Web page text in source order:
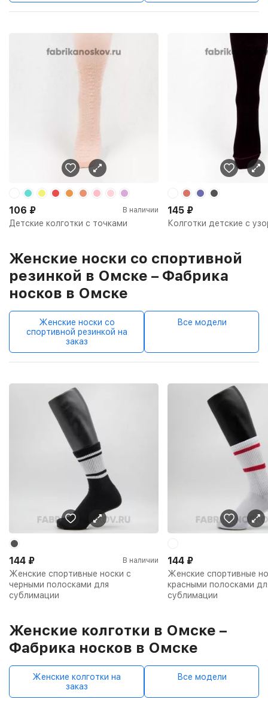
Детские колготки с точками
106 ₽ В наличии
Колготки детские с
145 ₽
Женские носки со спортивной
резинкой в Омске – Фабрика
носков в Омске
Женские носки со
спортивной резинкой на
заказ
Все модели
Женские спортивные носки с
черными полосками для
сублимации
144 ₽ В наличии
Женские спортивные
красными полосками
сублимации
144 ₽
Женские колготки в Омске –
Фабрика носков в Омске
Женские колготки на
заказ
Все модели